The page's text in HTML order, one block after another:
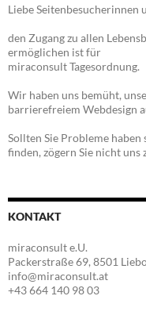
Liebe Seitenbesucherinnen
den Zugang zu allen
ermöglichen ist für
miraconsult Tagesordnung.
Wir haben uns bemüht,
barrierefreiem Webdesign
Sollten Sie Probleme
finden, zögern Sie nicht uns
KONTAKT
miraconsult e.U.
Packerstraße 69, 8501
info@miraconsult.at
+43 664 140 98 03